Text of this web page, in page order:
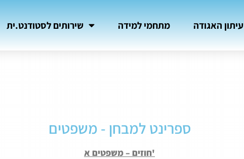
שירותים לסטודנט.ית מתחמי למידה עיתון האגודה
ספרינט למבחן - משפטים
חוזים – משפטים א'